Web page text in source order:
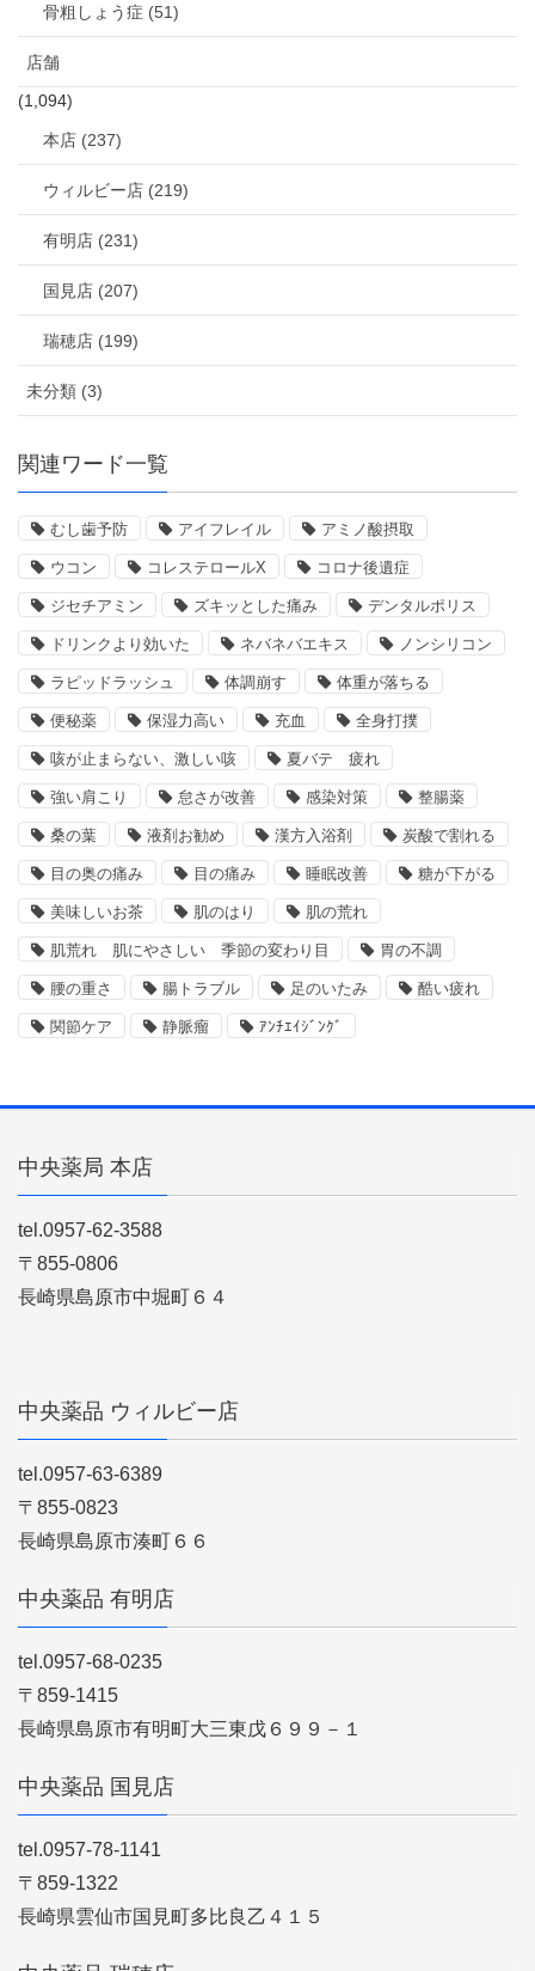
骨粗しょう症 (51)
店舗
(1,094)
本店 (237)
ウィルビー店 (219)
有明店 (231)
国見店 (207)
瑞穂店 (199)
未分類 (3)
関連ワード一覧
むし歯予防 アイフレイル アミノ酸摂取
ウコン コレステロールX コロナ後遺症
ジセチアミン ズキッとした痛み デンタルポリス
ドリンクより効いた ネバネバエキス ノンシリコン
ラピッドラッシュ 体調崩す 体重が落ちる
便秘薬 保湿力高い 充血 全身打撲
咳が止まらない、激しい咳 夏バテ 疲れ
強い肩こり 怠さが改善 感染対策 整腸薬
桑の葉 液剤お勧め 漢方入浴剤 炭酸で割れる
目の奥の痛み 目の痛み 睡眠改善 糖が下がる
美味しいお茶 肌のはり 肌の荒れ
肌荒れ 肌にやさしい 季節の変わり目 胃の不調
腰の重さ 腸トラブル 足のいたみ 酷い疲れ
関節ケア 静脈瘤 ｱﾝﾁｴｲｼﾞﾝｸﾞ
中央薬局 本店
tel.0957-62-3588
〒855-0806
長崎県島原市中堀町６４
中央薬品 ウィルビー店
tel.0957-63-6389
〒855-0823
長崎県島原市湊町６６
中央薬品 有明店
tel.0957-68-0235
〒859-1415
長崎県島原市有明町大三東戊６９９－１
中央薬品 国見店
tel.0957-78-1141
〒859-1322
長崎県雲仙市国見町多比良乙４１５